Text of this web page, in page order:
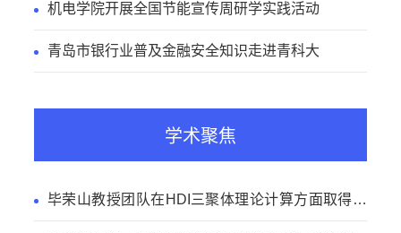
机电学院开展全国节能宣传周研学实践活动
青岛市银行业普及金融安全知识走进青科大
学术聚焦
毕荣山教授团队在HDI三聚体理论计算方面取得新